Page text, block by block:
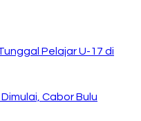
Pelajar U-17 di
Cabor Bulu